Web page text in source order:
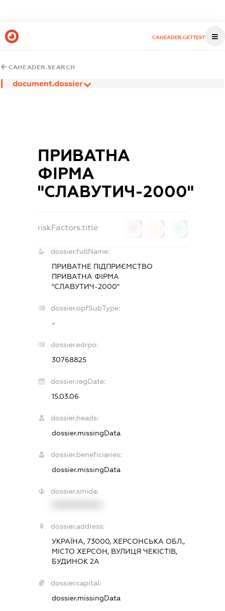
CAHEADER.GETTEST
CAHEADER.SEARCH
document.dossier
ПРИВАТНА
ФІРМА
"СЛАВУТИЧ-2000"
riskFactors.title
dossier.fullName:
ПРИВАТНЕ ПІДПРИЄМСТВО
ПРИВАТНА ФІРМА
"СЛАВУТИЧ-2000"
dossier.opfSubType:
-
dossier.edrpo:
30768825
dossier.regDate:
15.03.06
dossier.heads:
dossier.missingData
dossier.beneficiaries:
dossier.missingData
dossier.smida:
dossier.address:
УКРАЇНА, 73000, ХЕРСОНСЬКА ОБЛ.,
МІСТО ХЕРСОН, ВУЛИЦЯ ЧЕКІСТІВ,
БУДИНОК 2А
dossier.capital:
dossier.missingData